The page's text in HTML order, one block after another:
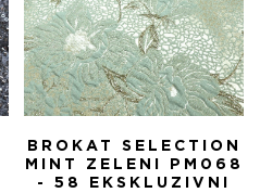
BROKAT SELECTION
MINT ZELENI PM068
- 58 EKSKLUZIVNI